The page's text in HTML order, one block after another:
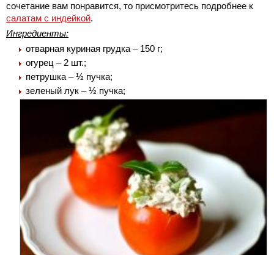
сочетание вам понравится, то присмотритесь подробнее к
салатам с индейкой.
Ингредиенты:
отварная куриная грудка – 150 г;
огурец – 2 шт.;
петрушка – ½ пучка;
зеленый лук – ½ пучка;